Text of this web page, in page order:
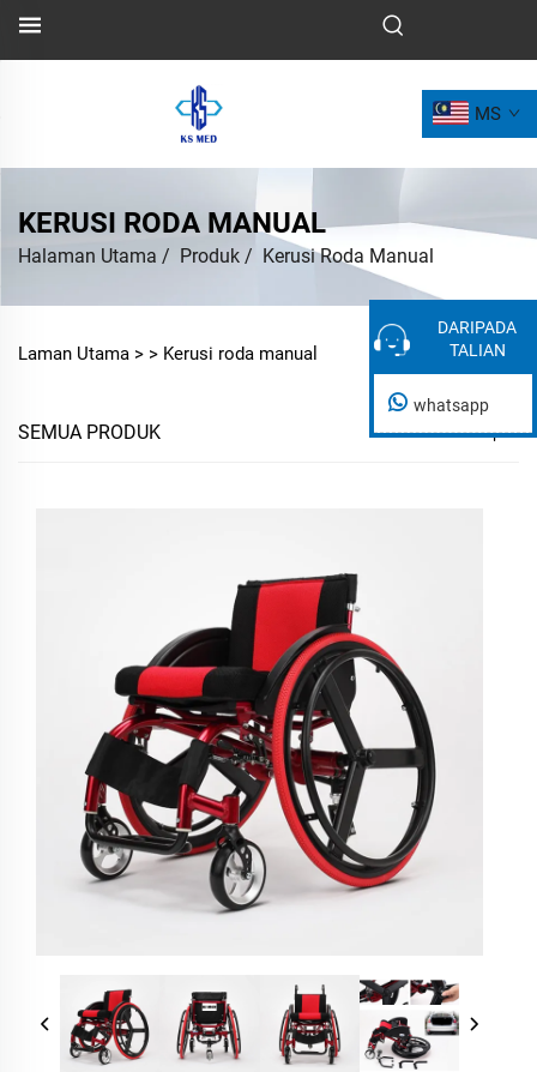
MS
KERUSI RODA MANUAL
Halaman Utama / Produk / Kerusi Roda Manual
Laman Utama > > Kerusi roda manual
SEMUA PRODUK
DARIPADA
TALIAN
DARIPADA
TALIAN
whatsapp